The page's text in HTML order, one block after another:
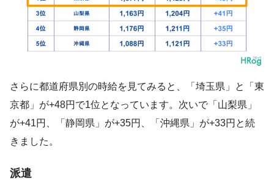
さらに都道府県別の時給を見てみると、「埼玉県」と「東
京都」が+48円で1位となっています。次いで「山梨県」
が+41円、「静岡県」が+35円、「沖縄県」が+33円と続
きました。
派遣